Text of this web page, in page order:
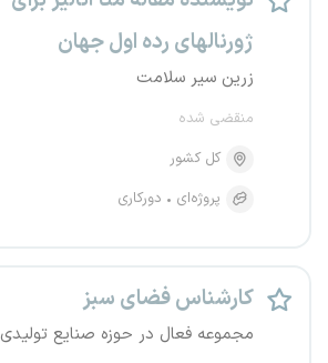
ژورنالهای رده اول جهان
زرین سیر سلامت
منقضی شده
کل کشور
پروژه‌ای
دورکاری
کارشناس فضای سبز
مجموعه فعال در حوزه صنایع تولیدی